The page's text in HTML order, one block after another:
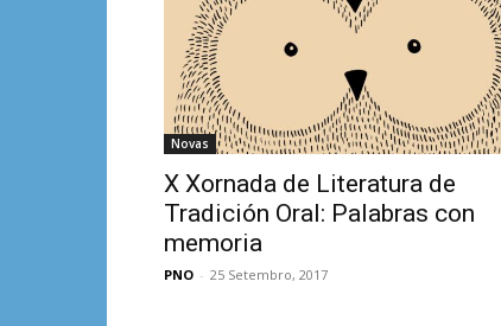
Novas
X Xornada de Literatura de
Tradición Oral: Palabras con
memoria
PNO - 25 Setembro, 2017